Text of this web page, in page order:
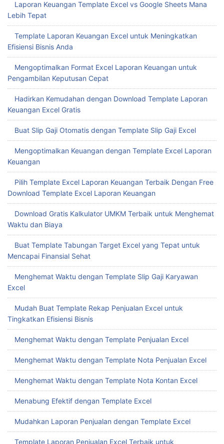
Laporan Keuangan Template Excel vs Google Sheets Mana
Lebih Tepat
Template Laporan Keuangan Excel untuk Meningkatkan
Efisiensi Bisnis Anda
Mengoptimalkan Format Excel Laporan Keuangan untuk
Pengambilan Keputusan Cepat
Hadirkan Kemudahan dengan Download Template Laporan
Keuangan Excel Gratis
Buat Slip Gaji Otomatis dengan Template Slip Gaji Excel
Mengoptimalkan Keuangan dengan Template Excel Laporan
Keuangan
Pilih Template Excel Laporan Keuangan Terbaik Dengan Free
Download Template Excel Laporan Keuangan
Download Gratis Kalkulator UMKM Terbaik untuk Menghemat
Waktu dan Biaya
Buat Template Tabungan Target Excel yang Tepat untuk
Mencapai Finansial Sehat
Menghemat Waktu dengan Template Slip Gaji Karyawan
Excel
Mudah Buat Template Rekap Penjualan Excel untuk
Tingkatkan Efisiensi Bisnis
Menghemat Waktu dengan Template Penjualan Excel
Menghemat Waktu dengan Template Nota Penjualan Excel
Menghemat Waktu dengan Template Nota Kontan Excel
Menabung Efektif dengan Template Excel
Mudahkan Laporan Penjualan dengan Template Excel
Template Laporan Penjualan Excel Terbaik untuk